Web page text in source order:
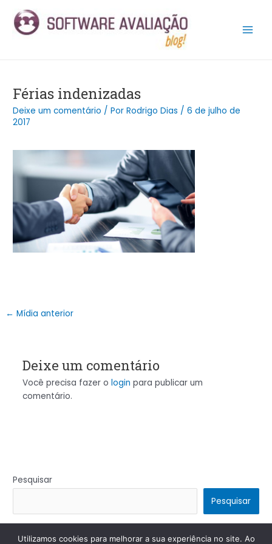
para
Férias indenizadas
Deixe um comentário / PorRodrigo Dias /6 de julho de
2017
navigation
← Mídia anterior
Deixe um comentário
Você precisa fazer o login para publicar um
comentário.
Pesquisar
Pesquisar
Utilizamos cookies para melhorar a sua experiência no site. Ao